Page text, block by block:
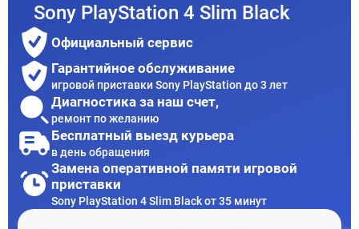
Sony PlayStation 4 Slim Black
Официальный сервис
Гарантийное обслуживание
игровой приставки Sony PlayStation до 3 лет
Диагностика за наш счет,
ремонт по желанию
Бесплатный выезд курьера
в день обращения
Замена оперативной памяти игровой
приставки
Sony PlayStation 4 Slim Black от 35 минут